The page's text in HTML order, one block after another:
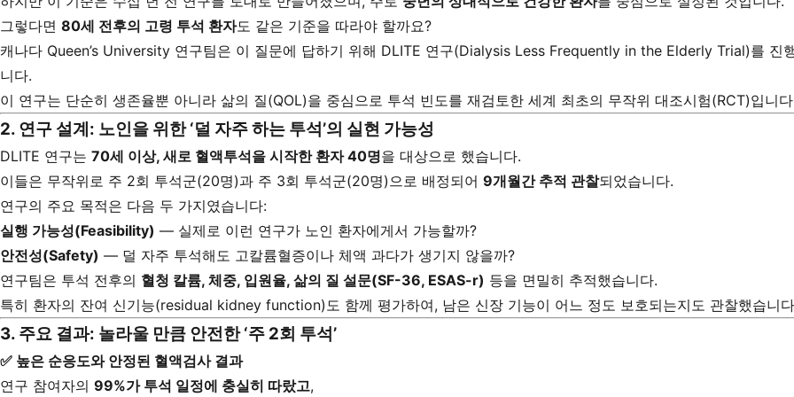
그렇다면 80세 전후의 고령 투석 환자도 같은 기준을 따라야 할까요?
캐나다 Queen’s University 연구팀은 이 질문에 답하기 위해 DLITE 연구(Dialysis Less Frequently in the Elderly Trial)를 진
니다.
이 연구는 단순히 생존율뿐 아니라 삶의 질(QOL)을 중심으로 투석 빈도를 재검토한 세계 최초의 무작위 대조시험(RCT)입니
2. 연구 설계: 노인을 위한 ‘덜 자주 하는 투석’의 실현 가능성
DLITE 연구는 70세 이상, 새로 혈액투석을 시작한 환자 40명을 대상으로 했습니다.
이들은 무작위로 주 2회 투석군(20명)과 주 3회 투석군(20명)으로 배정되어 9개월간 추적 관찰되었습니다.
연구의 주요 목적은 다음 두 가지였습니다:
실행 가능성(Feasibility) — 실제로 이런 연구가 노인 환자에게서 가능할까?
안전성(Safety) — 덜 자주 투석해도 고칼륨혈증이나 체액 과다가 생기지 않을까?
연구팀은 투석 전후의 혈청 칼륨, 체중, 입원율, 삶의 질 설문(SF-36, ESAS-r) 등을 면밀히 추적했습니다.
특히 환자의 잔여 신기능(residual kidney function)도 함께 평가하여, 남은 신장 기능이 어느 정도 보호되는지도 관찰했습니
3. 주요 결과: 놀라울 만큼 안전한 ‘주 2회 투석’
✅ 높은 순응도와 안정된 혈액검사 결과
연구 참여자의 99%가 투석 일정에 충실히 따랐고,